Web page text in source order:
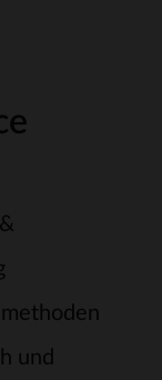
und